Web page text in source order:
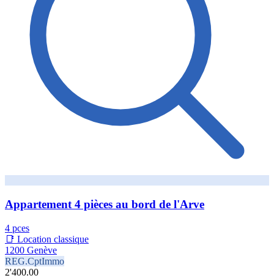
Appartement 4 pièces au bord de l'Arve
4 pces
📑 Location classique
1200 Genève
REG.CptImmo
2'400.00